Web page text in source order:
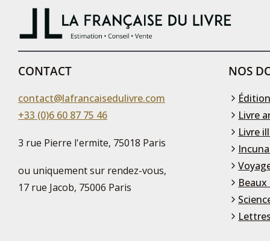
CONTACT
contact@lafrancaisedulivre.com
+33 (0)6 60 87 75 46
3 rue Pierre l'ermite, 75018 Paris
ou uniquement sur rendez-vous,
17 rue Jacob, 75006 Paris
NOS
Livre
Livre